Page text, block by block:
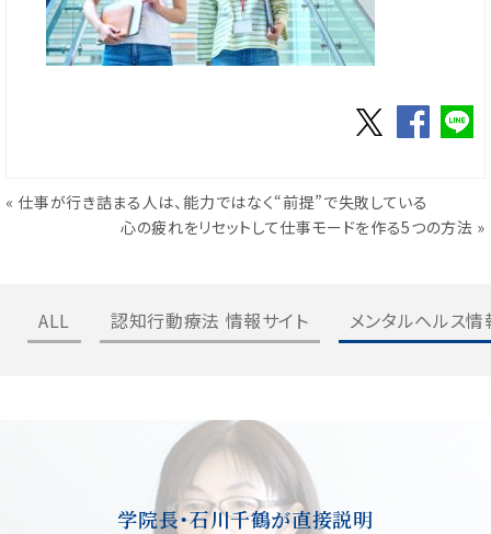
« 仕事が行き詰まる人は、能力ではなく“前提”で失敗している
心の疲れをリセットして仕事モードを作る5つの方法 »
ALL 認知行動療法 情報サイト メンタルヘルス
学院長・石川千鶴が直接説明